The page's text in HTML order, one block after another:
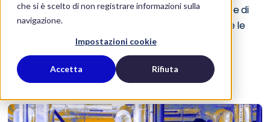
che si è scelto di non registrare informazioni sulla
navigazione.
Impostazioni cookie
Accetta Rifiuta
Utilizzando l’energia di suolo, acqua e aria, le pompe di
calore sono ideali per ridurre i consumi di energia e le
emissioni di CO2.
Richiedi informazioni